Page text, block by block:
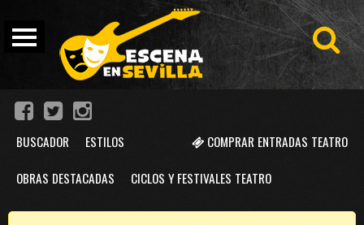
COMPRAR ENTRADAS TEATRO
BUSCADOR ESTILOS
OBRAS DESTACADAS CICLOS Y FESTIVALES TEATRO